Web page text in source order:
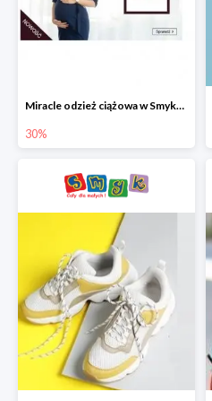
Miracle odzież ciążowa w Smyku co -30%
30%